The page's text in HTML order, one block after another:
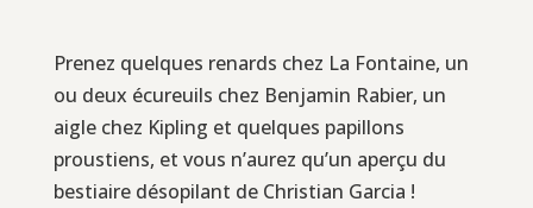
Prenez quelques renards chez La Fontaine, un
ou deux écureuils chez Benjamin Rabier, un
aigle chez Kipling et quelques papillons
proustiens, et vous n’aurez qu’un aperçu du
bestiaire désopilant de Christian Garcia !